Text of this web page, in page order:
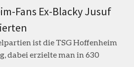
Fans Ex-Blacky Jusuf
ist die TSG Hoffenheim
dabei erzielte man in 630